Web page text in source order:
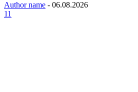
Author name - 06.08.2026
11